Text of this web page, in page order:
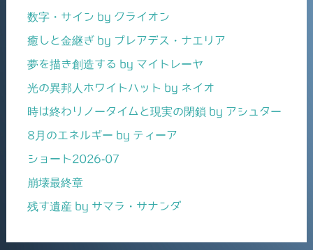
数字・サイン by クライオン
癒しと金継ぎ by プレアデス・ナエリア
夢を描き創造する by マイトレーヤ
光の異邦人ホワイトハット by ネイオ
時は終わりノータイムと現実の閉鎖 by アシュター
8月のエネルギー by ティーア
ショート2026-07
崩壊最終章
残す遺産 by サマラ・サナンダ